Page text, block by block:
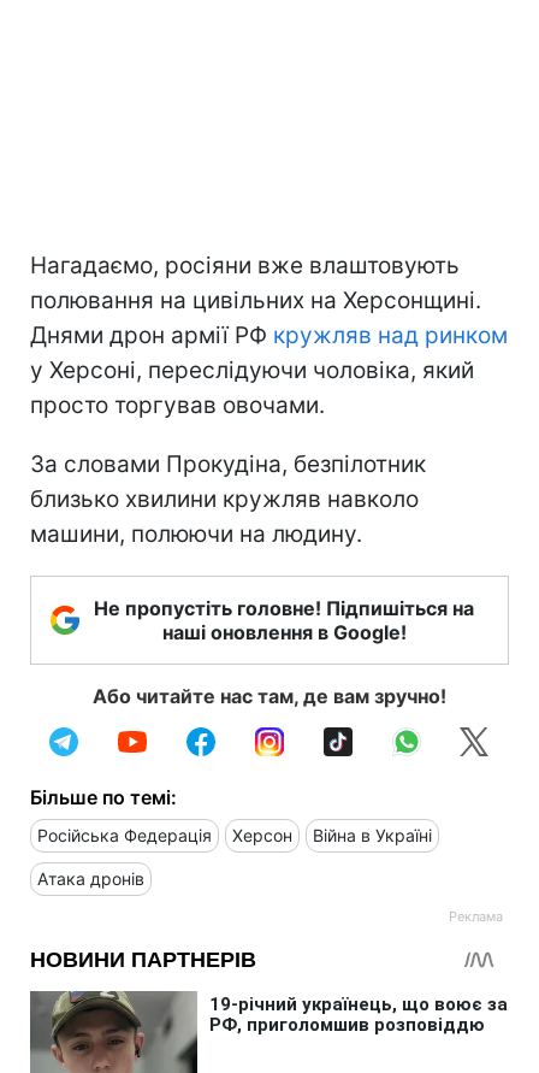
Нагадаємо, росіяни вже влаштовують
полювання на цивільних на Херсонщині.
Днями дрон армії РФ кружляв над ринком
у Херсоні, переслідуючи чоловіка, який
просто торгував овочами.
За словами Прокудіна, безпілотник
близько хвилини кружляв навколо
машини, полюючи на людину.
Не пропустіть головне! Підпишіться на
наші оновлення в Google!
Або читайте нас там, де вам зручно!
Більше по темі:
Російська Федерація Херсон Війна в Україні
Атака дронів